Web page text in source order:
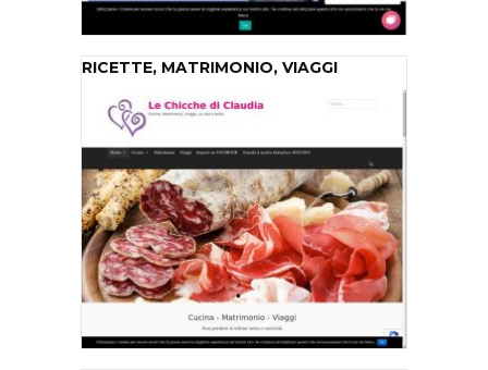
RICETTE, MATRIMONIO, VIAGGI